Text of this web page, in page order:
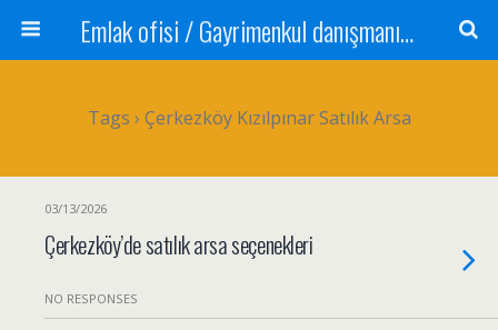
Emlak ofisi / Gayrimenkul danışmanı Satılık daire / Kiralık daire Satılık arsa / Tarla Satılık dükkan / Mağaza Devren satılık işyeri Depo ve antrepo Yatırım: Yatırımlık arsa
Tags › Çerkezköy Kızılpınar Satılık Arsa
03/13/2026
Çerkezköy’de satılık arsa seçenekleri
NO RESPONSES